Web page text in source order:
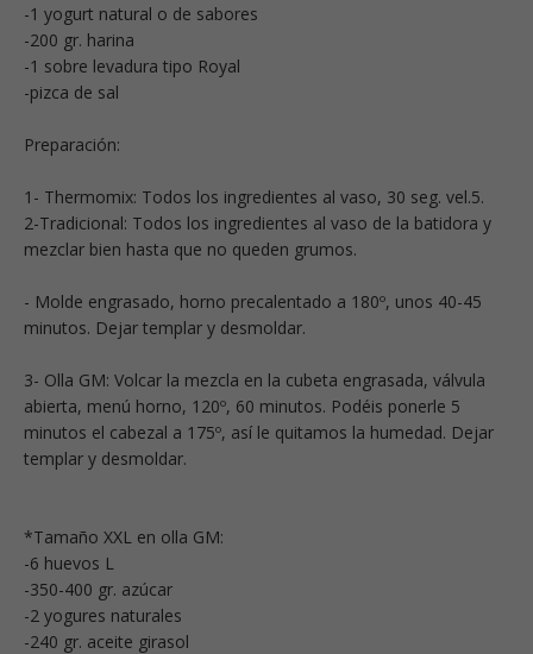
-1 yogurt natural o de sabores
-200 gr. harina
-1 sobre levadura tipo Royal
-pizca de sal
Preparación:
1- Thermomix: Todos los ingredientes al vaso, 30 seg. vel.5.
2-Tradicional: Todos los ingredientes al vaso de la batidora y
mezclar bien hasta que no queden grumos.
- Molde engrasado, horno precalentado a 180º, unos 40-45
minutos. Dejar templar y desmoldar.
3- Olla GM: Volcar la mezcla en la cubeta engrasada, válvula
abierta, menú horno, 120º, 60 minutos. Podéis ponerle 5
minutos el cabezal a 175º, así le quitamos la humedad. Dejar
templar y desmoldar.
*Tamaño XXL en olla GM:
-6 huevos L
-350-400 gr. azúcar
-2 yogures naturales
-240 gr. aceite girasol